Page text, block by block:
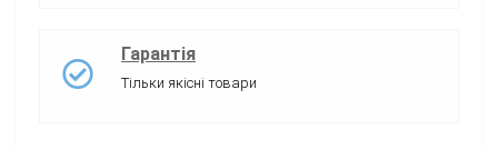
Гарантія
Тільки якісні товари